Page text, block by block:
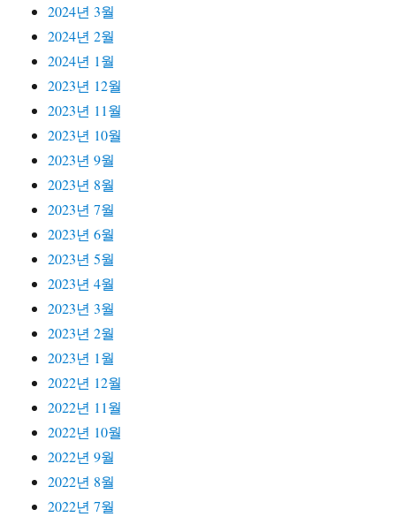
2024년 3월
2024년 2월
2024년 1월
2023년 12월
2023년 11월
2023년 10월
2023년 9월
2023년 8월
2023년 7월
2023년 6월
2023년 5월
2023년 4월
2023년 3월
2023년 2월
2023년 1월
2022년 12월
2022년 11월
2022년 10월
2022년 9월
2022년 8월
2022년 7월